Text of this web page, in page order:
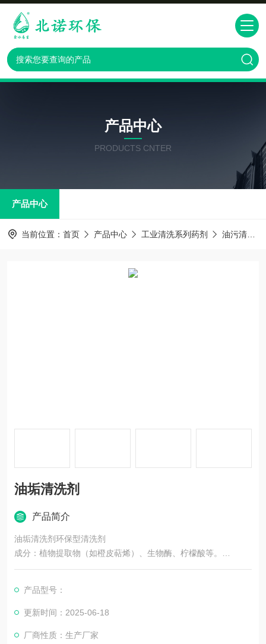
产品中心
PRODUCTS CNTER
产品中心
当前位置： 首页 产品中心 工业清洗系列药剂 油污清洗剂
油垢清洗剂
产品简介
油垢清洗剂环保型清洗剂
成分：植物提取物（如橙皮萜烯）、生物酶、柠檬酸等。
无毒无味，适合敏感环境（如餐厅、医院）。
分解油脂而非掩盖，减少残留。
产品型号：
更新时间：2025-06-18
厂商性质：生产厂家